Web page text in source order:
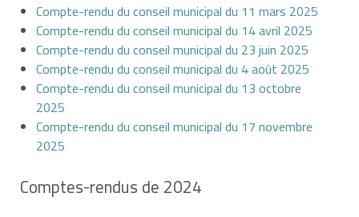
Compte-rendu du conseil municipal du 11 mars 2025
Compte-rendu du conseil municipal du 14 avril 2025
Compte-rendu du conseil municipal du 23 juin 2025
Compte-rendu du conseil municipal du 4 août 2025
Compte-rendu du conseil municipal du 13 octobre
2025
Compte-rendu du conseil municipal du 17 novembre
2025
Comptes-rendus de 2024